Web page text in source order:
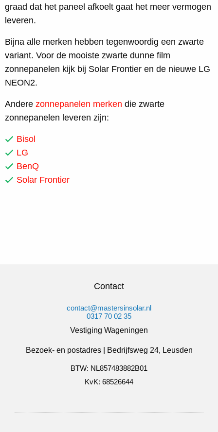
graad dat het paneel afkoelt gaat het meer vermogen
leveren.
Bijna alle merken hebben tegenwoordig een zwarte
variant. Voor de mooiste zwarte dunne film
zonnepanelen kijk bij Solar Frontier en de nieuwe LG
NEON2.
Andere zonnepanelen merken die zwarte
zonnepanelen leveren zijn:
Bisol
LG
BenQ
Solar Frontier
Contact
contact@mastersinsolar.nl
0317 70 02 35
Vestiging Wageningen
Bezoek- en postadres | Bedrijfsweg 24, Leusden
BTW: NL857483882B01
KvK: 68526644